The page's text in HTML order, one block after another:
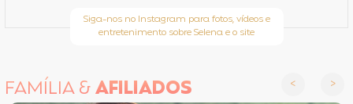
Siga-nos no Instagram para fotos, vídeos e
entretenimento sobre Selena e o site
FAMÍLIA &AFILIADOS